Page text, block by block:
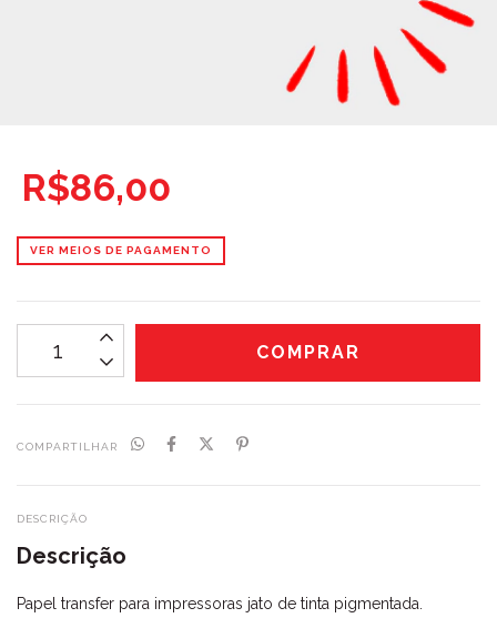
R$86,00
VER MEIOS DE PAGAMENTO
COMPARTILHAR
DESCRIÇÃO
Descrição
Papel transfer para impressoras jato de tinta pigmentada.